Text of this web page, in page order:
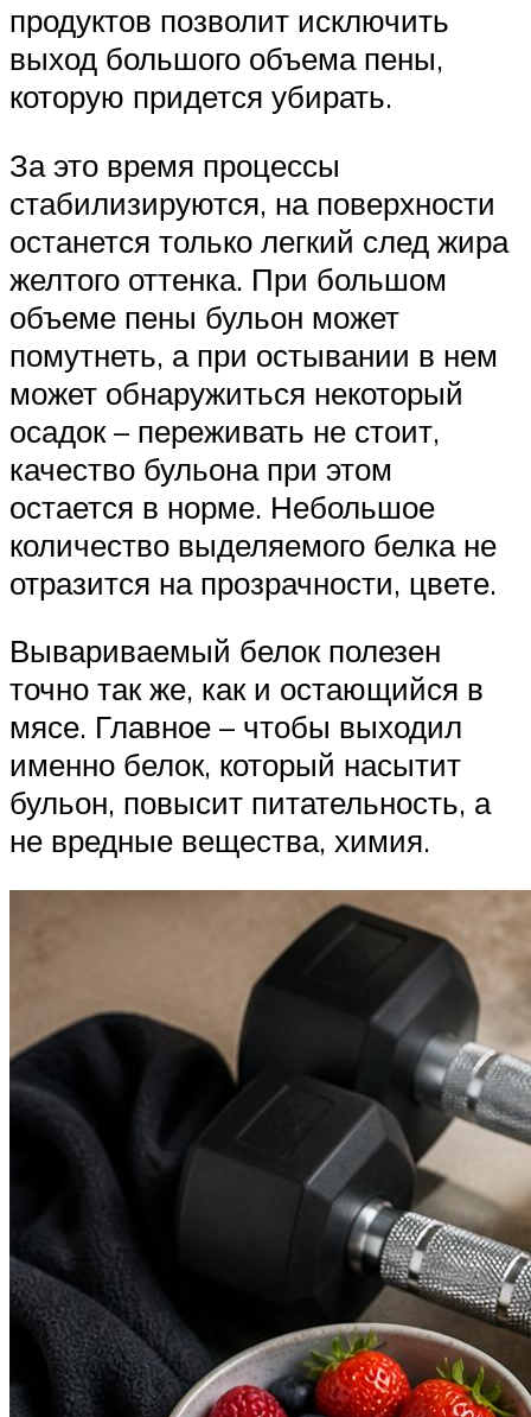
продуктов позволит исключить
выход большого объема пены,
которую придется убирать.
За это время процессы
стабилизируются, на поверхности
останется только легкий след жира
желтого оттенка. При большом
объеме пены бульон может
помутнеть, а при остывании в нем
может обнаружиться некоторый
осадок – переживать не стоит,
качество бульона при этом
остается в норме. Небольшое
количество выделяемого белка не
отразится на прозрачности, цвете.
Вывариваемый белок полезен
точно так же, как и остающийся в
мясе. Главное – чтобы выходил
именно белок, который насытит
бульон, повысит питательность, а
не вредные вещества, химия.